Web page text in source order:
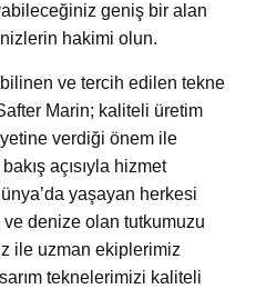
geniş bir alan
hakimi olun.
ve tercih edilen tekne
Marin; kaliteli üretim
verdiği önem ile
açısıyla hizmet
yaşayan herkesi
denize olan tutkumuzu
ile uzman ekiplerimiz
teknelerimizi kaliteli